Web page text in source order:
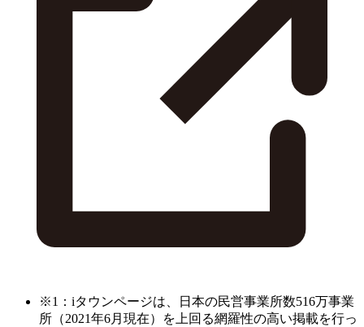
※1：iタウンページは、日本の民営事業所数516万事業
所（2021年6月現在）を上回る網羅性の高い掲載を行っ